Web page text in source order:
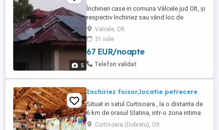
5
Închirieri case in comuna Vâlcele jud Olt, și
respectiv închiriez sau vând loc de
casa,loc de joaca pentru copii, merita
incercat oferta de nerefuzat.
Valcele, Olt
31 iulie
67 EUR/noapte
Telefon validat
Inchiriez foisor,locatie petrecere
Situat in satul Curtisoara , la o distanta de
6 km de orasul Slatina, intr-o zona intima
fara vecini ,este locul ideal pentru o
Curtisoara (Dobretu), Olt